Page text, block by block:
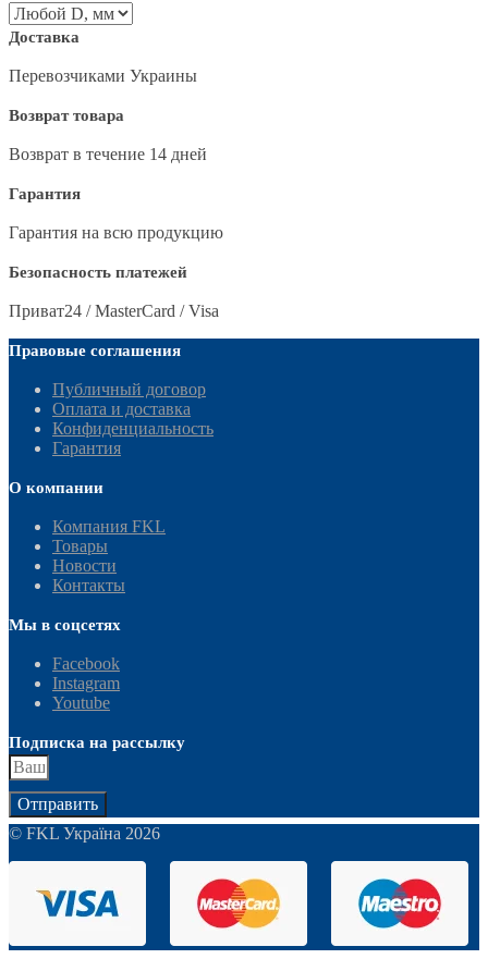
Доставка
Перевозчиками Украины
Возврат товара
Возврат в течение 14 дней
Гарантия
Гарантия на всю продукцию
Безопасность платежей
Приват24 / MasterCard / Visa
Правовые соглашения
Публичный договор
Оплата и доставка
Конфиденциальность
Гарантия
О компании
Компания FKL
Товары
Новости
Контакты
Мы в соцсетях
Facebook
Instagram
Youtube
Подписка на рассылку
Отправить
© FKL Україна 2026